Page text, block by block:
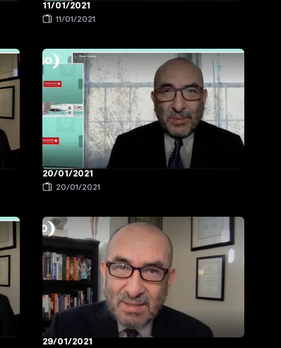
11/01/2021
11/01/2021
20/01/2021
20/01/2021
29/01/2021